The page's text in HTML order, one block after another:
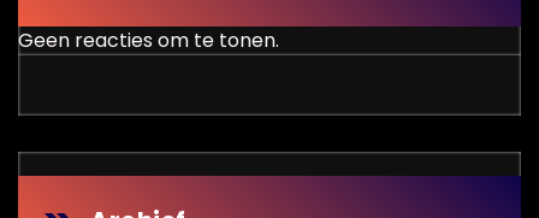
Geen reacties om te tonen.